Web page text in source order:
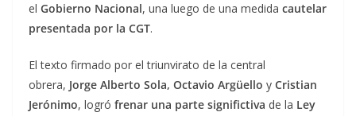
el Gobierno Nacional, una luego de una medida cautelar
presentada por la CGT.
El texto firmado por el triunvirato de la central
obrera, Jorge Alberto Sola, Octavio Argüello y Cristian
Jerónimo, logró frenar una parte significtiva de la Ley